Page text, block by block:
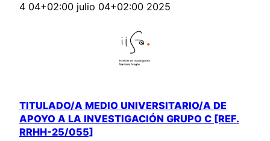
4 04+02:00 julio 04+02:00 2025
TITULADO/A MEDIO UNIVERSITARIO/A DE
APOYO A LA INVESTIGACIÓN GRUPO C [REF.
RRHH-25/055]